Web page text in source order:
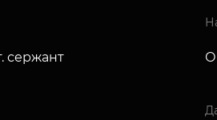
сержант